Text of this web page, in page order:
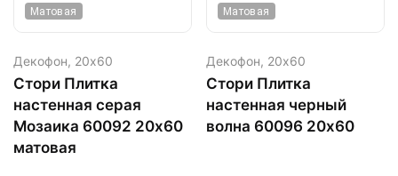
Матовая
Декофон, 20х60
Стори Плитка
настенная серая
Мозаика 60092 20х60
матовая
Матовая
Декофон, 20х60
Стори Плитка
настенная черный
волна 60096 20х60